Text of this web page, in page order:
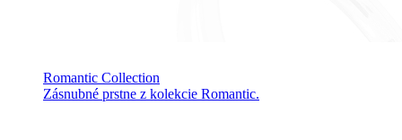
Romantic Collection
Zásnubné prstne z kolekcie Romantic.